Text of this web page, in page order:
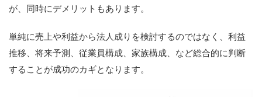
が、同時にデメリットもあります。
単純に売上や利益から法人成りを検討するのではなく、利益
推移、将来予測、従業員構成、家族構成、など総合的に判断
することが成功のカギとなります。